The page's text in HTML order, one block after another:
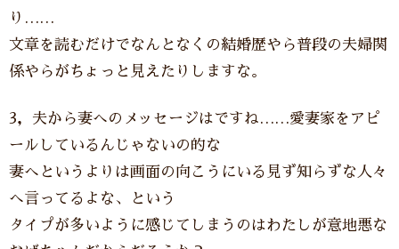
り……
文章を読むだけでなんとなくの結婚歴やら普段の夫婦関
係やらがちょっと見えたりしますな。
3，夫から妻へのメッセージはですね……愛妻家をアピ
ールしているんじゃないの的な
妻へというよりは画面の向こうにいる見ず知らずな人々
へ言ってるよな、という
タイプが多いように感じてしまうのはわたしが意地悪な